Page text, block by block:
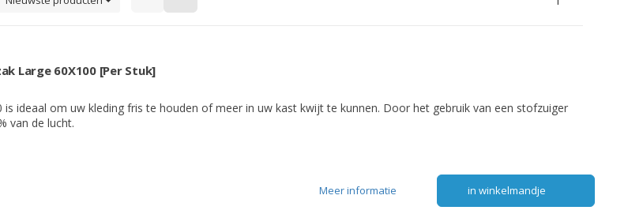
Large 60X100 [Per Stuk]
is ideaal om uw kleding fris te houden of meer in uw kast kwijt te kunnen. Door het gebruik van een stofzuiger
van de lucht.
in winkelmandje
Meer informatie